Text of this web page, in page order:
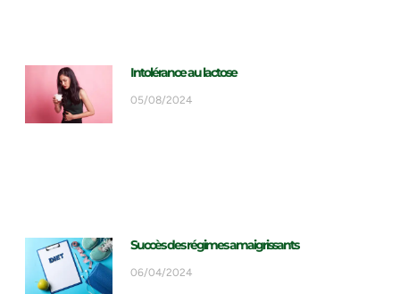
Intolérance au lactose
05/08/2024
Succès des régimes amaigrissants
06/04/2024